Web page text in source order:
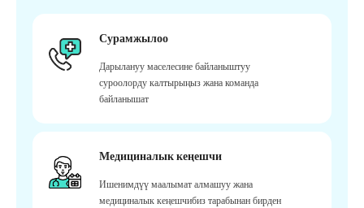
Сурамжылоо
Дарылануу маселесине байланыштуу
суроолорду калтырыңыз жана команда
байланышат
Медициналык кеңешчи
Ишенимдүү маалымат алмашуу жана
медициналык кеңешчибиз тарабынан бирден